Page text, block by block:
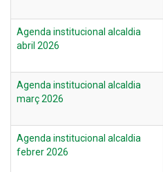
Agenda institucional alcaldia
abril 2026
Agenda institucional alcaldia
març 2026
Agenda institucional alcaldia
febrer 2026